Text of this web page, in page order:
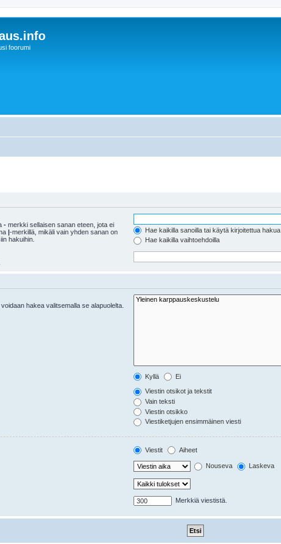
foorumi
- merkki sellaisen sanan eteen, jota ei
|-merkillä, mikäli vain yhden sanan on
hakuihin.
Hae kaikilla sanoilla tai käytä kirjoitettua hakua
Hae kaikilla vaihtoehdoilla
hakea valitsemalla se alapuolelta.
Kyllä Ei
Viestin otsikot ja tekstit
Vain teksti
Viestin otsikko
Viestiketjujen ensimmäinen viesti
Viestit Aiheet
Nouseva Laskeva
Merkkiä viestistä.